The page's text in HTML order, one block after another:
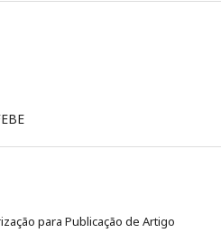
para Publicação de Artigo